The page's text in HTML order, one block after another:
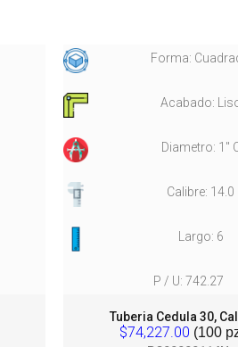
Forma:
Acabado:
Diametro: 1"
Calibre: 14.0
Largo: 6
P / U: 742.27
Tuberia Cedula 30,
$74,227.00 (100